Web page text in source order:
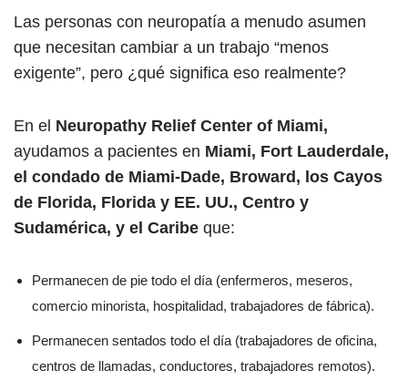
Las personas con neuropatía a menudo asumen
que necesitan cambiar a un trabajo “menos
exigente”, pero ¿qué significa eso realmente?
En el Neuropathy Relief Center of Miami,
ayudamos a pacientes en Miami, Fort Lauderdale,
el condado de Miami-Dade, Broward, los Cayos
de Florida, Florida y EE. UU., Centro y
Sudamérica, y el Caribe que:
Permanecen de pie todo el día (enfermeros, meseros,
comercio minorista, hospitalidad, trabajadores de fábrica).
Permanecen sentados todo el día (trabajadores de oficina,
centros de llamadas, conductores, trabajadores remotos).